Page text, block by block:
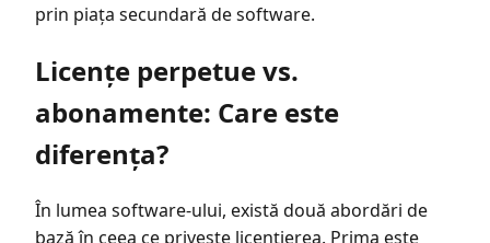
prin piața secundară de software.
Licențe perpetue vs.
abonamente: Care este
diferența?
În lumea software-ului, există două abordări de
bază în ceea ce privește licențierea. Prima este